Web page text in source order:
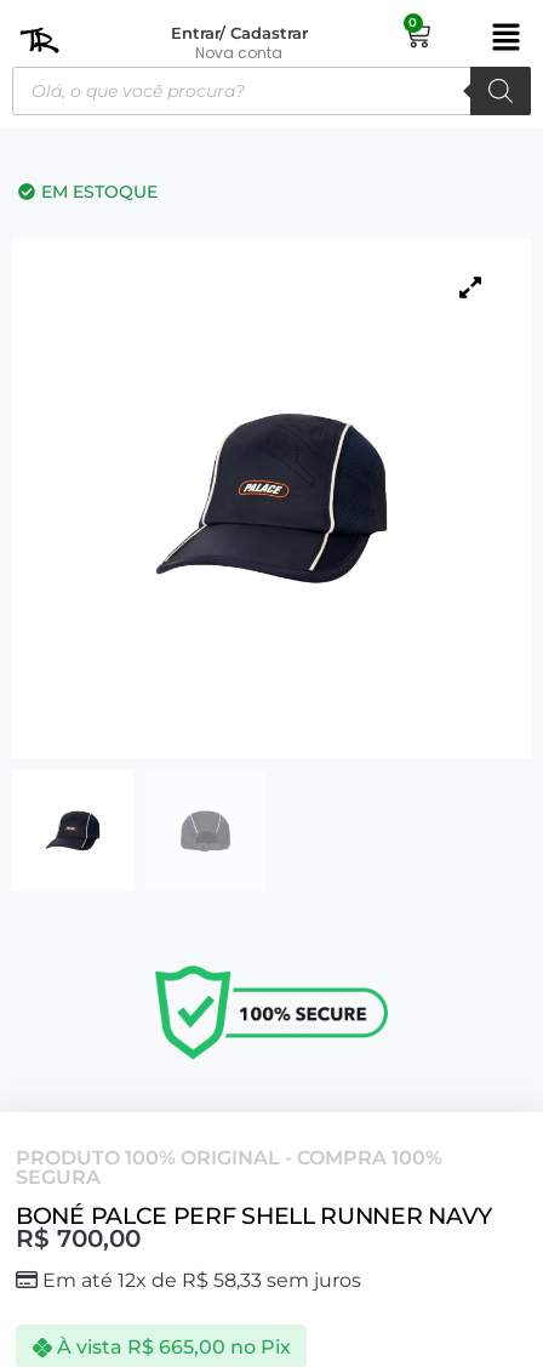
Entrar/ Cadastrar
Nova conta
0
EM ESTOQUE
PRODUTO 100% ORIGINAL - COMPRA 100%
SEGURA
BONÉ PALCE PERF SHELL RUNNER NAVY
R$ 700,00
Em até 12x de R$ 58,33 sem juros
À vista R$665,00 no Pix